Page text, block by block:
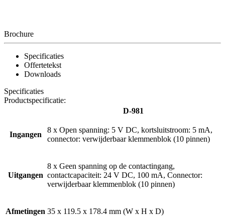
Brochure
Specificaties
Offertetekst
Downloads
Specificaties
Productspecificatie:
D-981
Ingangen
8 x Open spanning: 5 V DC, kortsluitstroom: 5 mA,
connector: verwijderbaar klemmenblok (10 pinnen)
Uitgangen
8 x Geen spanning op de contactingang,
contactcapaciteit: 24 V DC, 100 mA, Connector:
verwijderbaar klemmenblok (10 pinnen)
Afmetingen 35 x 119.5 x 178.4 mm (W x H x D)